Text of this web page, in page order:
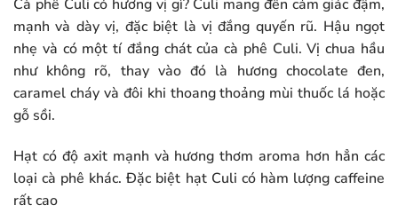
Cà phê Culi có hương vị gì? Culi mang đến cảm giác đậm,
mạnh và dày vị, đặc biệt là vị đắng quyến rũ. Hậu ngọt
nhẹ và có một tí đắng chát của cà phê Culi. Vị chua hầu
như không rõ, thay vào đó là hương chocolate đen,
caramel cháy và đôi khi thoang thoảng mùi thuốc lá hoặc
gỗ sồi.
Hạt có độ axit mạnh và hương thơm aroma hơn hẳn các
loại cà phê khác. Đặc biệt hạt Culi có hàm lượng caffeine
rất cao